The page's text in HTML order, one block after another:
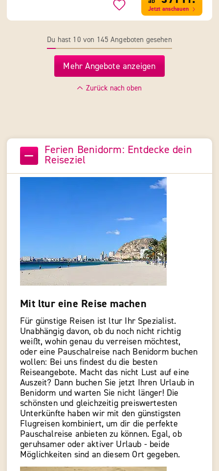
Jetzt anschauen
Du hast 10 von 145 Angeboten gesehen
Mehr Angebote anzeigen
Zurück nach oben
Ferien Benidorm: Entdecke dein
Reiseziel
Mit ltur eine Reise machen
Für günstige Reisen ist ltur Ihr Spezialist.
Unabhängig davon, ob du noch nicht richtig
weißt, wohin genau du verreisen möchtest,
oder eine Pauschalreise nach Benidorm buchen
wollen: Bei uns findest du die besten
Reiseangebote. Macht das nicht Lust auf eine
Auszeit? Dann buchen Sie jetzt Ihren Urlaub in
Benidorm und warten Sie nicht länger! Die
schönsten und gleichzeitig preiswertesten
Unterkünfte haben wir mit den günstigsten
Flugreisen kombiniert, um dir die perfekte
Pauschalreise anbieten zu können. Egal, ob
geruhsamer oder aktiver Urlaub - beide
Möglichkeiten sind an diesem Ort gegeben.